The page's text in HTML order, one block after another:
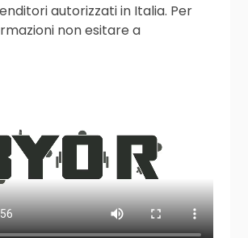
autorizzati in Italia. Per
non esitare a